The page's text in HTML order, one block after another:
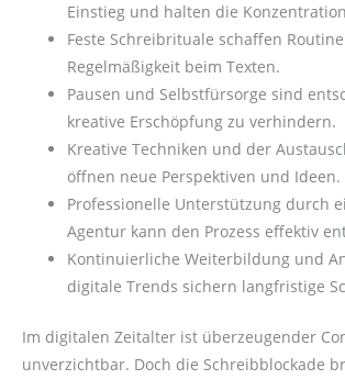
Einstieg und halten die
Feste Schreibrituale schaffen
Regelmäßigkeit beim Texten.
Pausen und Selbstfürsorge sind
kreative Erschöpfung zu verhindern.
Kreative Techniken und der
öffnen neue Perspektiven und Ideen.
Professionelle Unterstützung durch
Agentur kann den Prozess effektiv
Kontinuierliche Weiterbildung und
digitale Trends sichern langfristige
Im digitalen Zeitalter ist überzeugender
unverzichtbar. Doch die Schreibblockade